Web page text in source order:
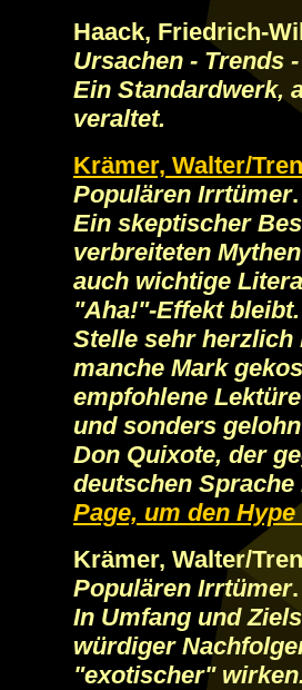
Haack, Friedrich-
Ursachen - Trends
Ein Standardwerk,
veraltet.
Krämer, Walter/
Populären Irrtümer
Ein skeptischer
verbreiteten
auch wichtige
"Aha!"-Effekt
Stelle sehr herzlich
manche Mark
empfohlene
und sonders
Don Quixote, der
deutschen
Page, um den
Krämer, Walter/
Populären Irrtümer
In Umfang und
würdiger
"exotischer"